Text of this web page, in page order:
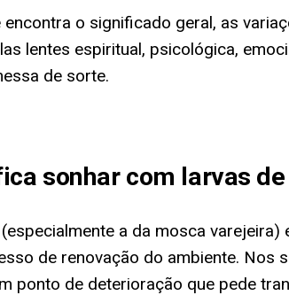
o significado geral, as
lentes espiritual, psicológica,
de sorte.
sonhar com larvas
a da mosca
de renovação do ambiente. Nos
ponto de deterioração que pede